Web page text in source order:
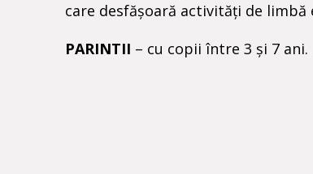
care desfășoară activități de limbă
PARINTII – cu copii între 3 și 7 ani.